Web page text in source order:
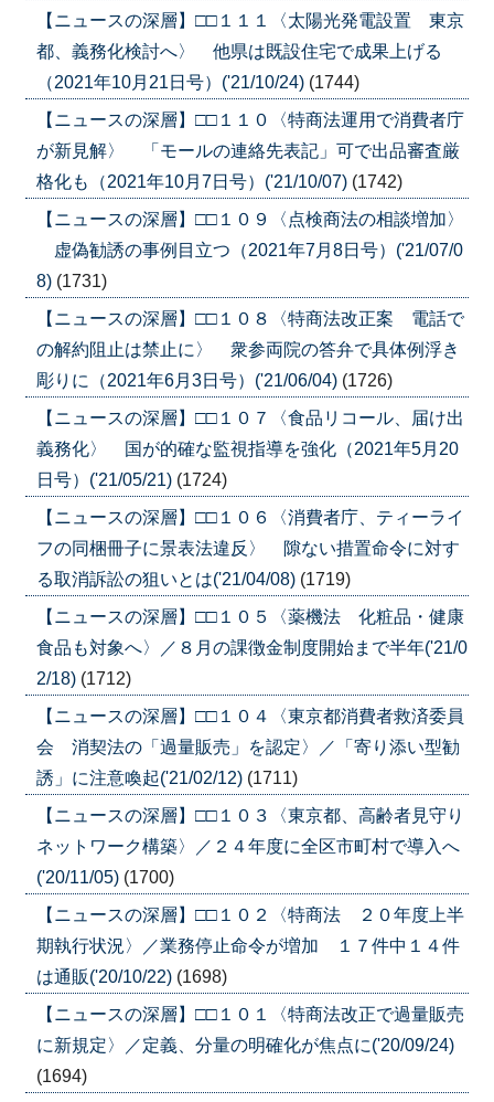
【ニュースの深層】□□１１１〈太陽光発電設置 東京
都、義務化検討へ〉 他県は既設住宅で成果上げる
（2021年10月21日号）('21/10/24) (1744)
【ニュースの深層】□□１１０〈特商法運用で消費者庁
が新見解〉 「モールの連絡先表記」可で出品審査厳
格化も（2021年10月7日号）('21/10/07) (1742)
【ニュースの深層】□□１０９〈点検商法の相談増加〉
虚偽勧誘の事例目立つ（2021年7月8日号）('21/07/0
8) (1731)
【ニュースの深層】□□１０８〈特商法改正案 電話で
の解約阻止は禁止に〉 衆参両院の答弁で具体例浮き
彫りに（2021年6月3日号）('21/06/04) (1726)
【ニュースの深層】□□１０７〈食品リコール、届け出
義務化〉 国が的確な監視指導を強化（2021年5月20
日号）('21/05/21) (1724)
【ニュースの深層】□□１０６〈消費者庁、ティーライ
フの同梱冊子に景表法違反〉 隙ない措置命令に対す
る取消訴訟の狙いとは('21/04/08) (1719)
【ニュースの深層】□□１０５〈薬機法 化粧品・健康
食品も対象へ〉／８月の課徴金制度開始まで半年('21/0
2/18) (1712)
【ニュースの深層】□□１０４〈東京都消費者救済委員
会 消契法の「過量販売」を認定〉／「寄り添い型勧
誘」に注意喚起('21/02/12) (1711)
【ニュースの深層】□□１０３〈東京都、高齢者見守り
ネットワーク構築〉／２４年度に全区市町村で導入へ
('20/11/05) (1700)
【ニュースの深層】□□１０２〈特商法 ２０年度上半
期執行状況〉／業務停止命令が増加 １７件中１４件
は通販('20/10/22) (1698)
【ニュースの深層】□□１０１〈特商法改正で過量販売
に新規定〉／定義、分量の明確化が焦点に('20/09/24)
(1694)